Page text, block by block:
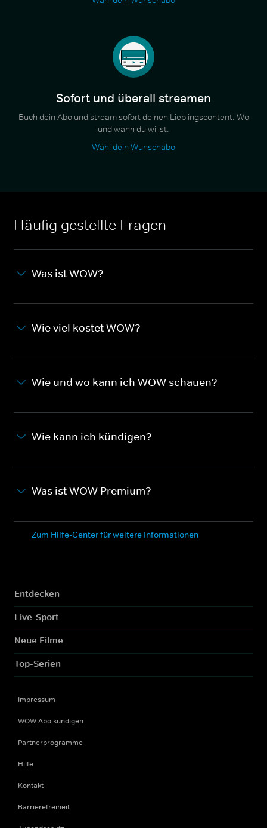
Sofort und überall streamen
Buch dein Abo und stream sofort deinen Lieblingscontent. Wo
und wann du willst.
Wähl dein Wunschabo
Häufig gestellte Fragen
Was ist WOW?
Wie viel kostet WOW?
Wie und wo kann ich WOW schauen?
Wie kann ich kündigen?
Was ist WOW Premium?
Zum Hilfe-Center für weitere Informationen
Entdecken
Live-Sport
Neue Filme
Top-Serien
Impressum
WOW Abo kündigen
Partnerprogramme
Hilfe
Kontakt
Barrierefreiheit